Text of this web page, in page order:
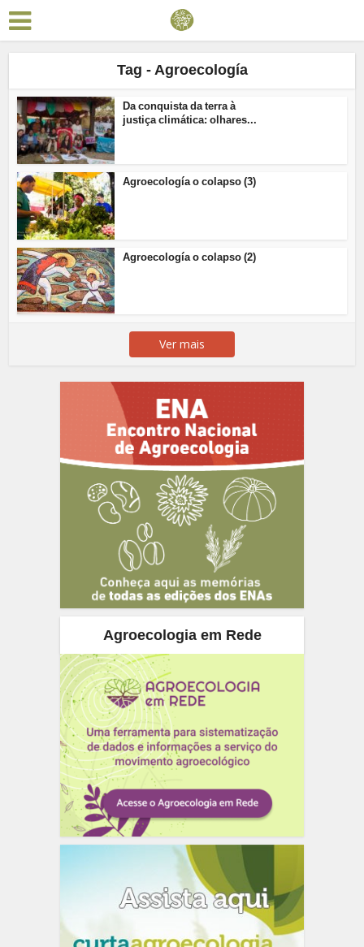
Tag - Agroecología
Da conquista da terra à
justiça climática: olhares...
Agroecología o colapso (3)
Agroecología o colapso (2)
Ver mais
Agroecologia em Rede